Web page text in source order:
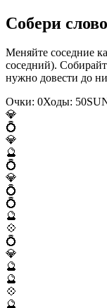
Собери слово
Меняйте соседние
соседний).
нужно довести до
Очки: 0Ходы: 50SU
💎
💍
💎
🔮
💍
💎
💍
💍
🔮
💠
💍
💎
🔮
🔮
💠
🔮